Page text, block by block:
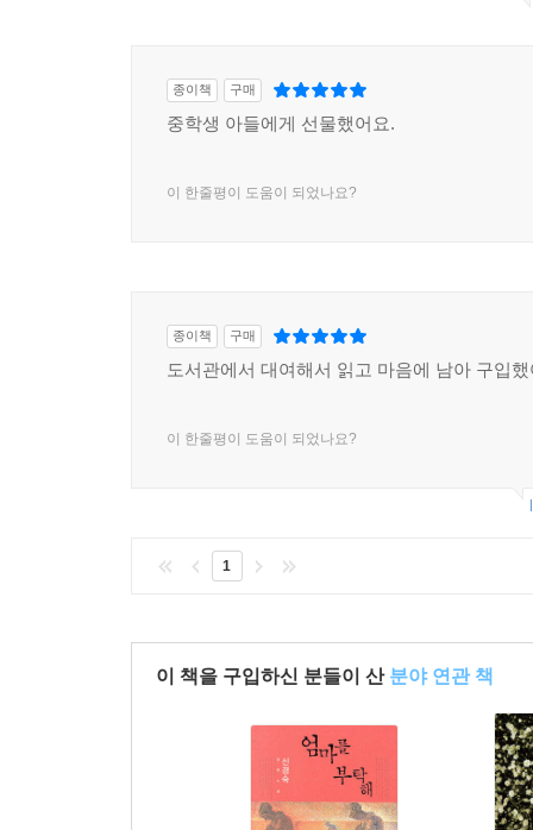
종이책 구매
중학생 아들에게 선물했어요.
이 한줄평이 도움이 되었나요?
종이책 구매
도서관에서 대여해서 읽고 마음에 남아 구입
이 한줄평이 도움이 되었나요?
1
이 책을 구입하신 분들이 산 분야 연관 책